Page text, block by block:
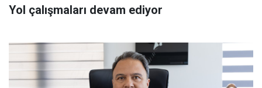
Yol çalışmaları devam ediyor